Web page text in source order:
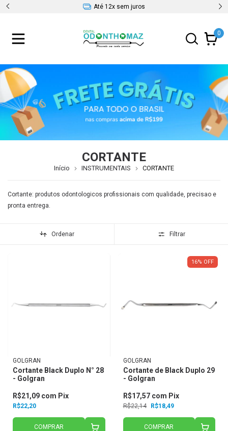
Até 12x sem juros
0
CORTANTE
Início INSTRUMENTAIS CORTANTE
Cortante: produtos odontologicos profissionais com qualidade, precisao e
pronta entrega.
Ordenar Filtrar
GOLGRAN
Cortante Black Duplo N° 28
- Golgran
R$22,20
R$21,09 com Pix
COMPRAR
16% OFF
GOLGRAN
Cortante de Black Duplo 29
- Golgran
R$22,14 R$18,49
R$17,57 com Pix
COMPRAR